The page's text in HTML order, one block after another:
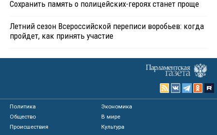
Сохранить память о полицейских-героях станет проще
Летний сезон Всероссийской переписи воробьев: когда
пройдет, как принять участие
Политика
Экономика
Общество
В мире
Происшествия
Культура